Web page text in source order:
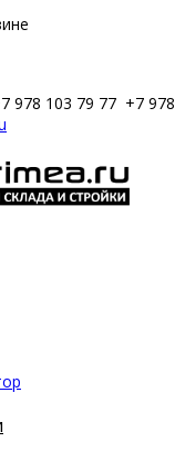
978 103 79 77 +7